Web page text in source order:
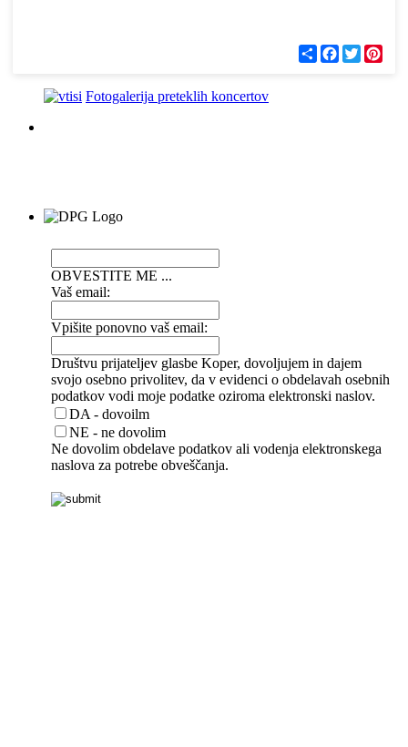
С
п
F
a
T
w
Fotogalerija preteklih koncertov